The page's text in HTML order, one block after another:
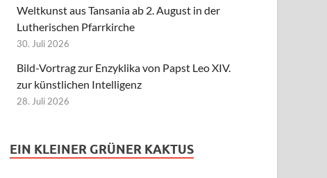
Weltkunst aus Tansania ab 2. August in der
Lutherischen Pfarrkirche
30. Juli 2026
Bild-Vortrag zur Enzyklika von Papst Leo XIV.
zur künstlichen Intelligenz
28. Juli 2026
EIN KLEINER GRÜNER KAKTUS